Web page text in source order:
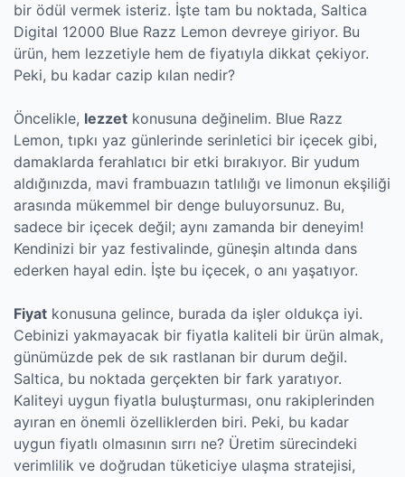
bir ödül vermek isteriz. İşte tam bu noktada, Saltica
Digital 12000 Blue Razz Lemon devreye giriyor. Bu
ürün, hem lezzetiyle hem de fiyatıyla dikkat çekiyor.
Peki, bu kadar cazip kılan nedir?
Öncelikle, lezzet konusuna değinelim. Blue Razz
Lemon, tıpkı yaz günlerinde serinletici bir içecek gibi,
damaklarda ferahlatıcı bir etki bırakıyor. Bir yudum
aldığınızda, mavi frambuazın tatlılığı ve limonun ekşiliği
arasında mükemmel bir denge buluyorsunuz. Bu,
sadece bir içecek değil; aynı zamanda bir deneyim!
Kendinizi bir yaz festivalinde, güneşin altında dans
ederken hayal edin. İşte bu içecek, o anı yaşatıyor.
Fiyat konusuna gelince, burada da işler oldukça iyi.
Cebinizi yakmayacak bir fiyatla kaliteli bir ürün almak,
günümüzde pek de sık rastlanan bir durum değil.
Saltica, bu noktada gerçekten bir fark yaratıyor.
Kaliteyi uygun fiyatla buluşturması, onu rakiplerinden
ayıran en önemli özelliklerden biri. Peki, bu kadar
uygun fiyatlı olmasının sırrı ne? Üretim sürecindeki
verimlilik ve doğrudan tüketiciye ulaşma stratejisi,